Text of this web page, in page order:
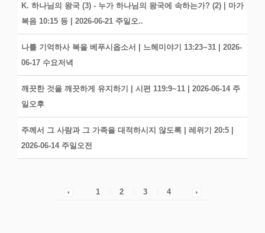
K. 하나님의 왕국 (3) - 누가 하나님의 왕국에 속하는가? (2) | 마가
복음 10:15 등 | 2026-06-21 주일오..
나를 기억하사 복을 베푸시옵소서 | 느헤미야기 13:23~31 | 2026-
06-17 수요저녁
깨끗한 것을 깨끗하게 유지하기 | 시편 119:9~11 | 2026-06-14 주
일오후
주께서 그 사람과 그 가족을 대적하시지 않도록 | 레위기 20:5 |
2026-06-14 주일오전
1 2 3 4